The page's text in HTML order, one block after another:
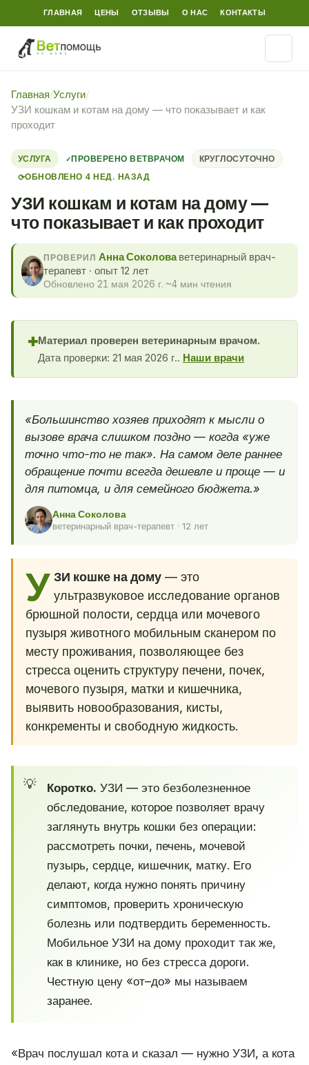
ГЛАВНАЯ ЦЕНЫ ОТЗЫВЫ О НАС КОНТАКТЫ
Главная/Услуги/
УЗИ кошкам и котам на дому — что показывает и как
проходит
УСЛУГА ПРОВЕРЕНО ВЕТВРАЧОМ
КРУГЛОСУТОЧНО
⟳ОБНОВЛЕНО 4 НЕД. НАЗАД
УЗИ кошкам и котам на дому —
что показывает и как проходит
ПРОВЕРИЛ Анна Соколоваветеринарный врач-
терапевт · опыт 12 лет
Обновлено 21 мая 2026 г. ~4 мин чтения
✚Материал проверен ветеринарным врачом.
Дата проверки: 21 мая 2026 г.. Наши врачи
«Большинство хозяев приходят к мысли о
вызове врача слишком поздно — когда «уже
точно что-то не так». На самом деле раннее
обращение почти всегда дешевле и проще — и
для питомца, и для семейного бюджета.»
Анна Соколова
ветеринарный врач-терапевт · 12 лет
У ЗИ кошке на дому— это
ультразвуковое исследование органов
брюшной полости, сердца или мочевого
пузыря животного мобильным сканером по
месту проживания, позволяющее без
стресса оценить структуру печени, почек,
мочевого пузыря, матки и кишечника,
выявить новообразования, кисты,
конкременты и свободную жидкость.
Коротко. УЗИ — это безболезненное
обследование, которое позволяет врачу
заглянуть внутрь кошки без операции:
рассмотреть почки, печень, мочевой
пузырь, сердце, кишечник, матку. Его
делают, когда нужно понять причину
симптомов, проверить хроническую
болезнь или подтвердить беременность.
Мобильное УЗИ на дому проходит так же,
как в клинике, но без стресса дороги.
Честную цену «от–до» мы называем
заранее.
«Врач послушал кота и сказал — нужно УЗИ, а кота